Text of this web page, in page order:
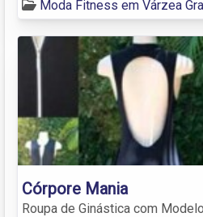
Moda Fitness em Várzea
Córpore Mania
Roupa de Ginástica com